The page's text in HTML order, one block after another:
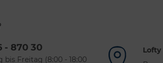
- 870 30
bis Freitag (8:00 - 18:00
Lofty